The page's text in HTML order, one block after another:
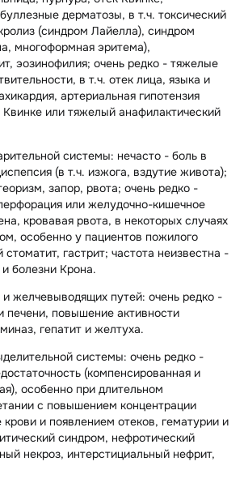
дерматозы, в т.ч. токсический
(синдром Лайелла), синдром
многоформная эритема),
эозинофилия; очень редко - тяжелые
в т.ч. отек лица, языка и
артериальная гипотензия
Квинке или тяжелый анафилактический
системы: нечасто - боль в
(в т.ч. изжога, вздутие живота);
запор, рвота; очень редко -
или желудочно-кишечное
кровавая рвота, в некоторых случаях
особенно у пациентов пожилого
стоматит, гастрит; частота неизвестна -
болезни Крона.
желчевыводящих путей: очень редко -
печени, повышение активности
гепатит и желтуха.
системы: очень редко -
(компенсированная и
особенно при длительном
с повышением концентрации
и появлением отеков, гематурии и
синдром, нефротический
некроз, интерстициальный нефрит,